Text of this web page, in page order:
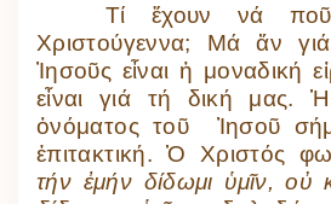
Τί ἔχουν νά
Χριστούγεννα; Μά ἄν
Ἰησοῦς εἶναι ἡ μοναδική
εἶναι γιά τή δική μας.
ὀνόματος τοῦ Ἰησοῦ
ἐπιτακτική. Ὁ Χριστός
τήν ἐμήν δίδωμι ὑμῖν,